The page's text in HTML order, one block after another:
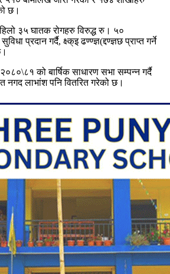
छ।
३५ घातक रोगहरु विरुद्ध रु। ५०
प्रदान गर्दै, क्ष्क्इ ढण्ण्ज्ञ(द्दण्ज्ञछ प्राप्त गर्ने
को बार्षिक साधारण सभा सम्पन्न गर्दै
नगद लाभांश पनि वितरित गरेको छ।